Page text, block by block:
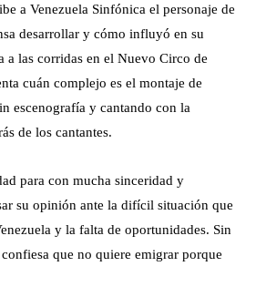
a Venezuela Sinfónica el personaje de
desarrollar y cómo influyó en su
a las corridas en el Nuevo Circo de
cuán complejo es el montaje de
escenografía y cantando con la
de los cantantes.
para con mucha sinceridad y
su opinión ante la difícil situación que
y la falta de oportunidades. Sin
que no quiere emigrar porque